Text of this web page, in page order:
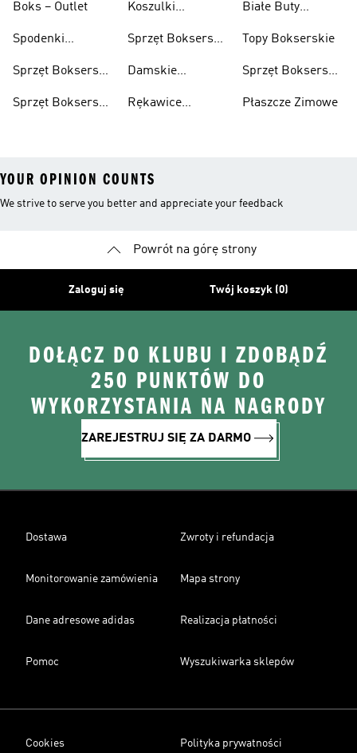
Boks – Outlet
Spodenki
Sprzęt Bokserski
Sprzęt Bokserski
Koszulki
Sprzęt Bokserski
Damskie
Bokserskie
Rękawice
Białe Buty
Topy Bokserskie
Sprzęt Bokserski
Płaszcze Zimowe
YOUR OPINION COUNTS
We strive to serve you better and appreciate your feedback
Powrót na górę strony
Zaloguj się Twój koszyk (0)
DOŁĄCZ DO KLUBU I ZDOBĄDŹ
250 PUNKTÓW DO
WYKORZYSTANIA NA NAGRODY
ZAREJESTRUJ SIĘ ZA DARMO
Dostawa Zwroty i refundacja
Monitorowanie zamówienia Mapa strony
Dane adresowe adidas Realizacja płatności
Pomoc Wyszukiwarka sklepów
Cookies Polityka prywatności